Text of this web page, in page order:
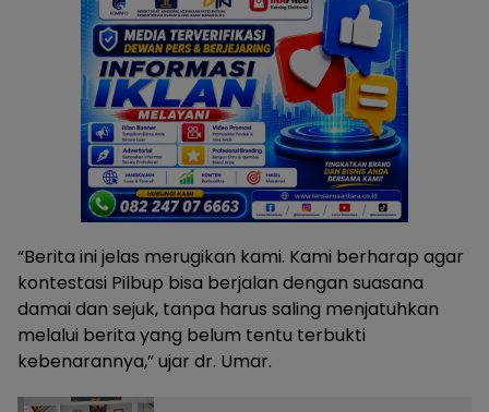
“Berita ini jelas merugikan kami. Kami berharap agar
kontestasi Pilbup bisa berjalan dengan suasana
damai dan sejuk, tanpa harus saling menjatuhkan
melalui berita yang belum tentu terbukti
kebenarannya,” ujar dr. Umar.